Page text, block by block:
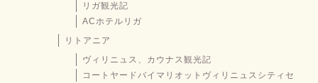
リガ観光記
ACホテルリガ
リトアニア
ヴィリニュス、カウナス観光記
コートヤードバイマリオットヴィリニュスシティセ